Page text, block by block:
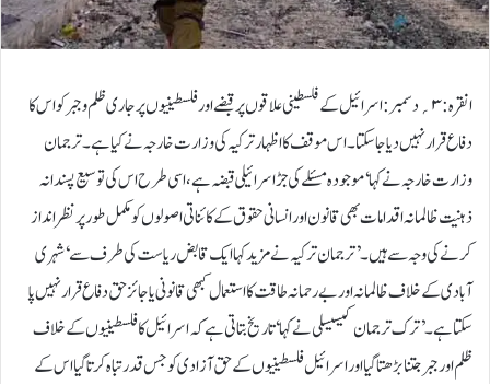
انقرہ:۳؍دسمبر:اسرائیل کے فلسطینی علاقوں پر قبضے اور فلسطینیوں پر جاری ظلم و جبر کو اس کا
دفاع قرار نہیں دیا جا سکتا۔ اس موقف کا اظہار ترکیہ کی وزارت خارجہ نے کیا ہے۔ترجمان
وزارت خارجہ نے کہا ‘ موجودہ مسئلے کی جڑ اسرائیلی قبضہ ہے، اسی طرح اس کی توسیع پسندانہ
ذہنیت ظالمانہ اقدامات بھی قانون اور انسانی حقوق کے کائناتی اصولوں کو مکمل طور پر نظر انداز
کرنے کی وجہ سے ہیں۔’ترجمان ترکیہ نے مزید کہا ایک قابض ریاست کی طرف سے ‘ شہری
آبادی کے خلاف ظالمانہ اور بے رحمانہ طاقت کا استعمال کبھی قانونی یا جائز حق دفاع قرار نہیں پا
سکتا ہے۔’ترک ترجمان کیسیسلی نے کہا ‘ تاریخ بتاتی ہے کہ اسرائیل کا فلسطینیوں کے خلاف
ظلم اور جبر جتنا بڑھتا گیا اور اسرائیل فلسطینیوں کے حق آزادی کو جس قدر تباہ کرتا گیا اس کے